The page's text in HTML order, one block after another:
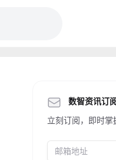
数智资讯订
立刻订阅，即时掌